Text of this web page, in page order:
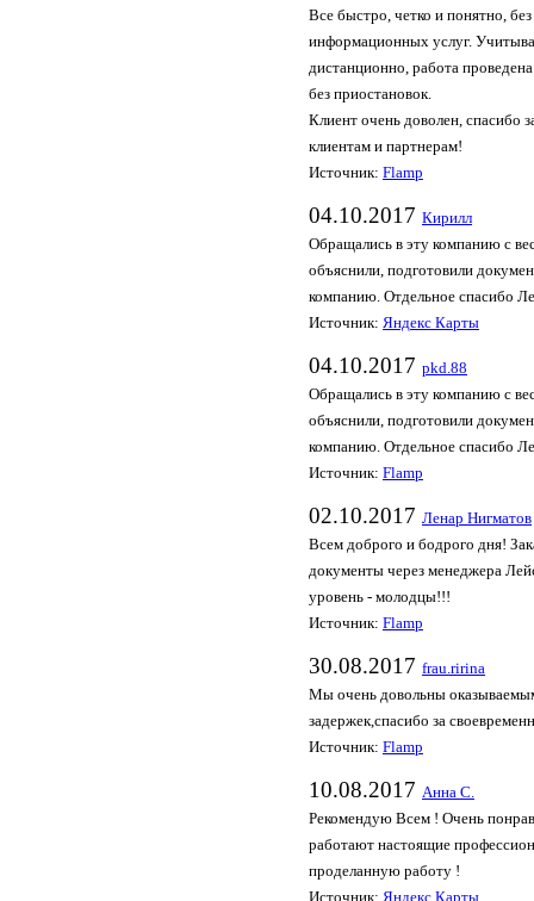
Все быстро, четко и понятно,
информационных услуг.
дистанционно, работа
без приостановок.
Клиент очень доволен, спасибо
клиентам и партнерам!
Источник: Flamp
04.10.2017 Кирилл
Обращались в эту компанию с
объяснили, подготовили
компанию. Отдельное спасибо
Источник: Яндекс Карты
04.10.2017 pkd.88
Обращались в эту компанию с
объяснили, подготовили
компанию. Отдельное спасибо
Источник: Flamp
02.10.2017 Ленар Нигматов
Всем доброго и бодрого дня!
документы через менеджера
уровень - молодцы!!!
Источник: Flamp
30.08.2017 frau.ririna
Мы очень довольны
задержек,спасибо за
Источник: Flamp
10.08.2017 Анна С.
Рекомендую Всем ! Очень
работают настоящие
проделанную работу !
Источник: Яндекс Карты